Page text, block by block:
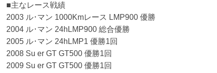
■主なレース戦績
2003 ル･マン 1000Kmレース LMP900 優勝
2004 ル･マン 24hLMP900 総合優勝
2005 ル･マン 24hLMP1 優勝1回
2008 Su er GT GT500 優勝1回
2009 Su er GT GT500 優勝1回